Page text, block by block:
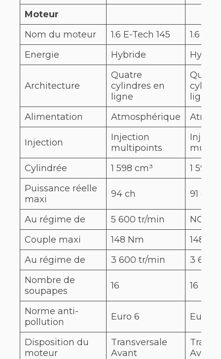
Moteur
Nom du moteur
1.6 E-Tech 145
1.6 E-
Energie
Hybride
Architecture
Quatre
cylindres en
ligne
Quatre
ligne
Alimentation
Atmosphérique
Injection
Injection
multipoints
Cylindrée
1 598 cm³
1 598
Puissance réelle
maxi
94 ch 91 ch
Au régime de 5 600 tr/min
NC
Couple maxi
148 Nm
148
Au régime de
3 600 tr/min
3 600
Nombre de
soupapes
16 16
Norme anti-
pollution
Euro 6 Euro 6
Disposition du
moteur
Transversale
Avant
Avant